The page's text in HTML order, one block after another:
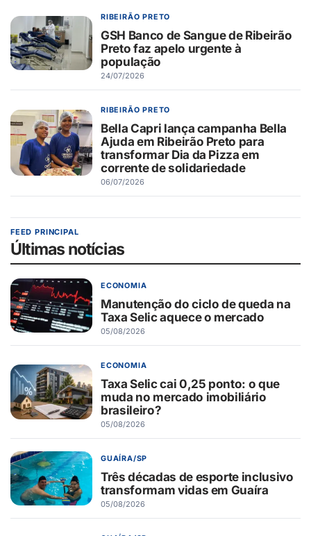
RIBEIRÃO PRETO
GSH Banco de Sangue de Ribeirão
Preto faz apelo urgente à
população
24/07/2026
RIBEIRÃO PRETO
Bella Capri lança campanha Bella
Ajuda em Ribeirão Preto para
transformar Dia da Pizza em
corrente de solidariedade
06/07/2026
FEED PRINCIPAL
Últimas notícias
ECONOMIA
Manutenção do ciclo de queda na
Taxa Selic aquece o mercado
05/08/2026
ECONOMIA
Taxa Selic cai 0,25 ponto: o que
muda no mercado imobiliário
brasileiro?
05/08/2026
GUAÍRA/SP
Três décadas de esporte inclusivo
transformam vidas em Guaíra
05/08/2026